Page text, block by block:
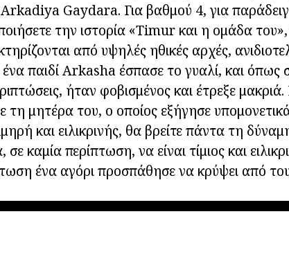
Arkadiya Gaydara. Για βαθμού 4, για
την ιστορία «Timur και η ομάδα του»,
από υψηλές ηθικές αρχές,
παιδί Arkasha έσπασε το γυαλί, και όπως
ήταν φοβισμένος και έτρεξε
τη μητέρα του, ο οποίος εξήγησε
και ειλικρινής, θα βρείτε πάντα τη
καμία περίπτωση, να είναι τίμιος και
ένα αγόρι προσπάθησε να κρύψει από